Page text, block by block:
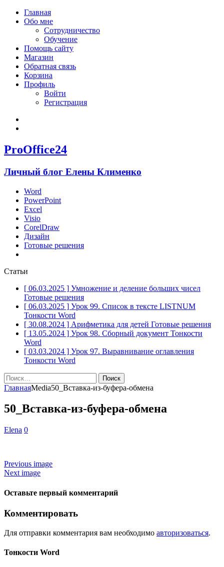
Главная
Обо мне
Сотрудничество
Обучение
Помощь сайту
Магазин
Обратная связь
Корзина
Профиль
Войти
Регистрация
ProOffice24
Личный блог Елены Клименко
Word
PowerPoint
Excel
Visio
CorelDraw
Дизайн
Готовые решения
Статьи
[ 06.03.2025 ] Умножение и деление больших чисел
Готовые решения
[ 06.03.2025 ] Урок 99. Список в тексте LISTNUM
Тонкости Word
[ 30.08.2024 ] Арифметика для детей Готовые решения
[ 13.05.2024 ] Урок 98. Сборный документ Тонкости
Word
[ 03.03.2024 ] Урок 97. Выравнивание оглавления
Тонкости Word
Найти:
ГлавнаяMedia50_Вставка-из-буфера-обмена
50_Вставка-из-буфера-обмена
Elena 0
Previous image
Next image
Оставьте первый комментарий
Комментировать
Для отправки комментария вам необходимо авторизоваться.
Тонкости Word